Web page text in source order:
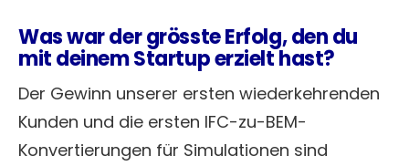
Was war der grösste Erfolg, den du
mit deinem Startup erzielt hast?
Der Gewinn unserer ersten wiederkehrenden
Kunden und die ersten IFC-zu-BEM-
Konvertierungen für Simulationen sind